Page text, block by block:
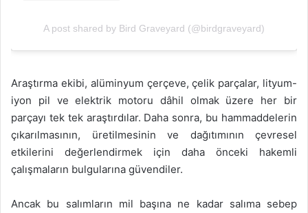
A post shared by Bird Graveyard (@birdgraveyard)
Araştırma ekibi, alüminyum çerçeve, çelik parçalar, lityum-
iyon pil ve elektrik motoru dâhil olmak üzere her bir
parçayı tek tek araştırdılar. Daha sonra, bu hammaddelerin
çıkarılmasının, üretilmesinin ve dağıtımının çevresel
etkilerini değerlendirmek için daha önceki hakemli
çalışmaların bulgularına güvendiler.
Ancak bu salımların mil başına ne kadar salıma sebep